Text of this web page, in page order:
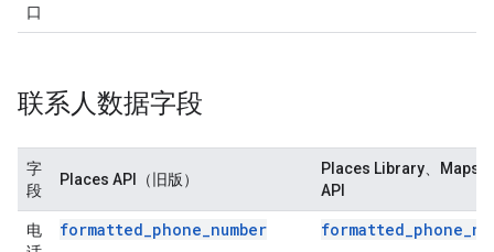
口
联系人数据字段
字
段
Places API（旧版）
Places Library、Maps
API
电
formatted_phone_number